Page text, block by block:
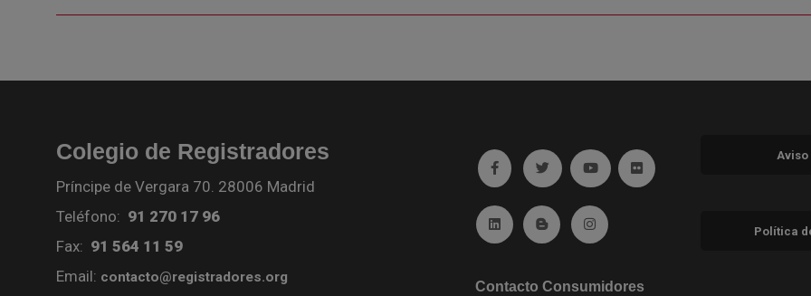
Colegio de Registradores
Príncipe de Vergara 70. 28006 Madrid
Teléfono: 91 270 17 96
Fax: 91 564 11 59
Email: contacto@registradores.org
Ir a facebook (abre en ventana nueva)
Ir a twitter (abre en ventana nueva)
Ir a YouTube (abre en ventana nueva)
Ir a Flickr (abre en ventana
Ir a Linkedin (abre en ventana nueva)
Ir al Blog (abre en ventana nueva)
Ir a Instagram (abre en ventana
Contacto Consumidores
Aviso
Política